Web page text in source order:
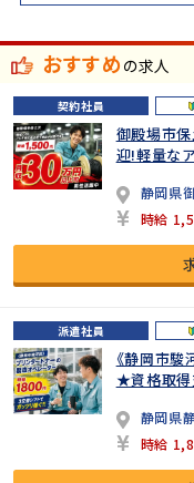
おすすめの求人
契約社員
御殿場市保
迎!軽量な
静岡県
時給
派遣社員
《静岡市駿
★資格取得
静岡県
時給